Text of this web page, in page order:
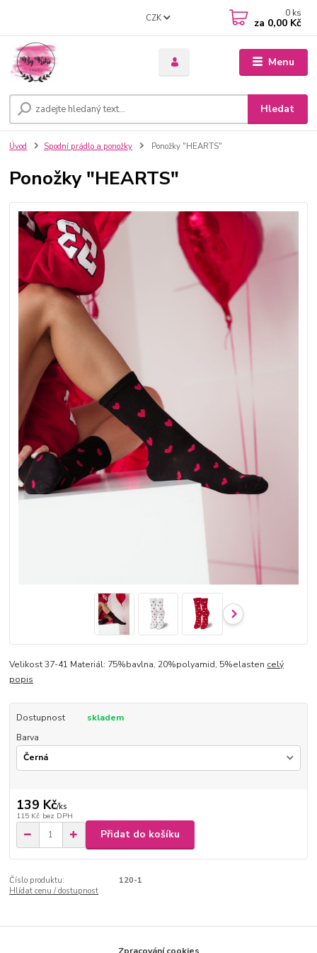
Menu
CZK
Hledat
0 ks
za 0,00 Kč
Úvod Spodní prádlo a ponožky Ponožky "HEARTS"
Ponožky "HEARTS"
Velikost 37-41 Materiál: 75%bavlna, 20%polyamid, 5%elasten celý
popis
Dostupnost
skladem
Barva
139 Kč/ks
115 Kč bez DPH
Přidat do košíku
Číslo produktu:
120-1
Hlídat cenu / dostupnost